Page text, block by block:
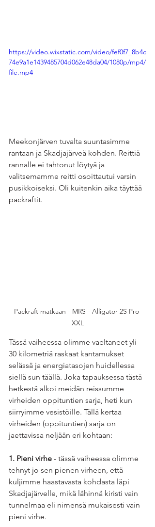
https://video.wixstatic.com/video/fef0f7_8b4c
74e9a1e1439485704d062e48da04/1080p/mp4/
file.mp4
Meekonjärven tuvalta suuntasimme
rantaan ja Skadjajärveä kohden. Reittiä
rannalle ei tahtonut löytyä ja
valitsemamme reitti osoittautui varsin
pusikkoiseksi. Oli kuitenkin aika täyttää
packraftit.
Packraft matkaan - MRS - Alligator 2S Pro
XXL
Tässä vaiheessa olimme vaeltaneet yli
30 kilometriä raskaat kantamukset
selässä ja energiatasojen huidellessa
siellä sun täällä. Joka tapauksessa tästä
hetkestä alkoi meidän reissumme
virheiden oppituntien sarja, heti kun
siirryimme vesistöille. Tällä kertaa
virheiden (oppituntien) sarja on
jaettavissa neljään eri kohtaan:
1. Pieni virhe - tässä vaiheessa olimme
tehnyt jo sen pienen virheen, että
kuljimme haastavasta kohdasta läpi
Skadjajärvelle, mikä lähinnä kiristi vain
tunnelmaa eli nimensä mukaisesti vain
pieni virhe.